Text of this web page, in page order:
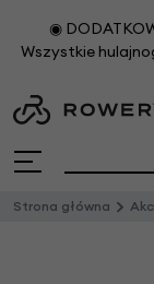
◉
Wszystkie
Strona główna